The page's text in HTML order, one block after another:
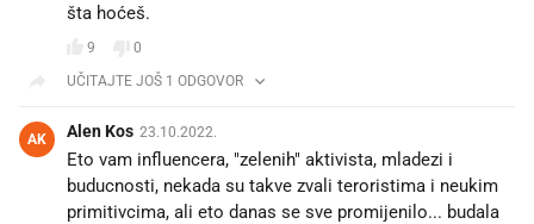
šta hoćeš.
9
0
UČITAJTE JOŠ 1 ODGOVOR
AK Alen Kos 23.10.2022.
Eto vam influencera, "zelenih" aktivista, mladezi i
buducnosti, nekada su takve zvali teroristima i neukim
primitivcima, ali eto danas se sve promijenilo... budala